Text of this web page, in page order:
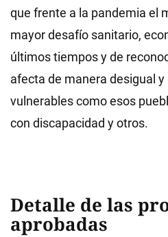
que frente a la pandemia el
mayor desafío sanitario,
últimos tiempos y de
afecta de manera desigual
vulnerables como esos
con discapacidad y otros.
Detalle de las
aprobadas